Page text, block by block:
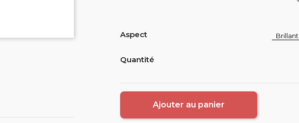
Aspect
Quantité
Ajouter au panier